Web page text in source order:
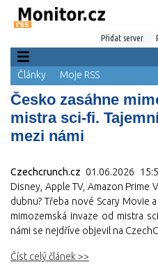
Přidat server
Články Moje RSS
Česko zasáhne
mistra sci-fi.
mezi námi
Czechcrunch.cz 01.06.2026
Disney, Apple TV, Amazon Prime
dubnu? Třeba nové Scary Movie
mimozemská invaze od mistra
námi se nejdříve objevil na
Číst celý článek >>